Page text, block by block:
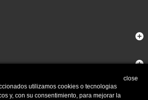
close
utilizamos cookies o tecnologias
y, con su consentimiento, para mejorar la